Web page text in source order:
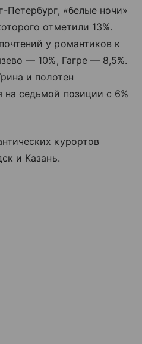
Петербург, «белые ночи»
отметили 13%.
у романтиков к
— 10%, Гагре — 8,5%.
и полотен
на седьмой позиции с 6%
курортов
и Казань.